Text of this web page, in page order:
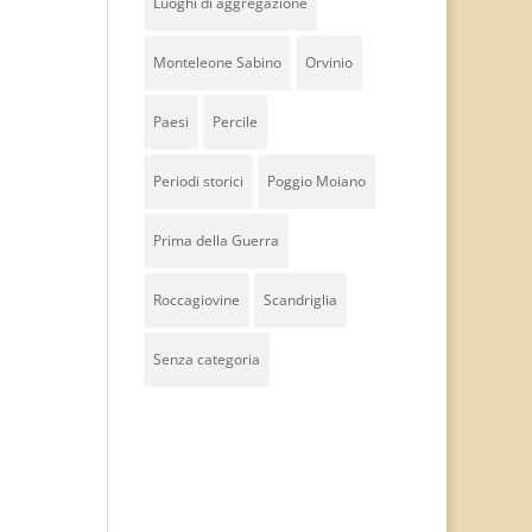
Monteleone Sabino Orvinio
Paesi Percile
Periodi storici Poggio Moiano
Prima della Guerra
Roccagiovine Scandriglia
Senza categoria